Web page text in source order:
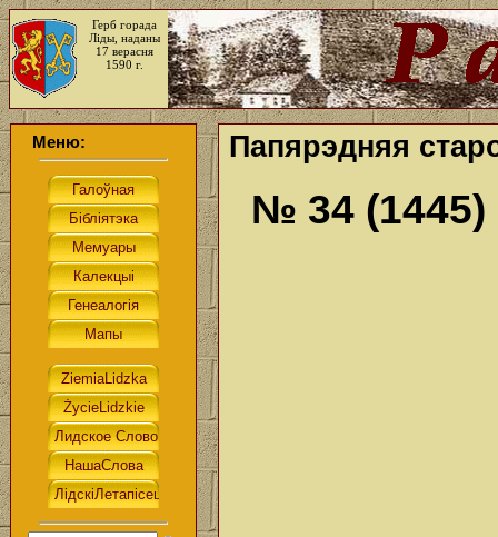
Герб горада
Ліды, наданы
17 верасня
1590 г.
Меню: Папярэдняя
№ 34 (1445)